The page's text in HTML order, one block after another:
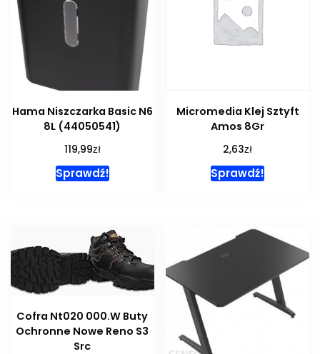
Hama Niszczarka Basic N6
8L (44050541)
119,99zł
Sprawdź!
Micromedia Klej Sztyft
Amos 8Gr
2,63zł
Sprawdź!
Cofra Nt020 000.W Buty
Ochronne Nowe Reno S3
Src